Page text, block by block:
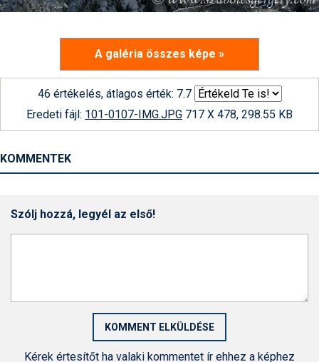
A galéria összes képe »
46 értékelés, átlagos érték: 7.7
Eredeti fájl: 101-0107-IMG.JPG 717 X 478, 298.55 KB
KOMMENTEK
Szólj hozzá, legyél az első!
Kérek értesítőt ha valaki kommentet ír ehhez a képhez